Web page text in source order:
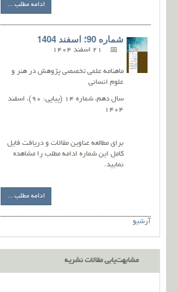
ادامه مطلب ...
شماره 90؛ اسفند 1404
21 اسفند 1404
ماهنامه علمی تخصصی پژوهش در هنر و
علوم انسانی
سال دهم، شماره 14 (پیاپی: 90)، اسفند
1404
برای مطالعه عناوین مقالات و دریافت فایل
کامل این شماره ادامه مطلب را مشاهده
نمایید.
ادامه مطلب ...
آرشیو
مشابهت‌یابی مقالات نشریه